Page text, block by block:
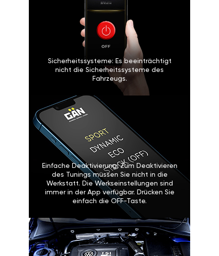
Sicherheitssysteme: Es beeinträchtigt
nicht die Sicherheitssysteme des
Fahrzeugs.
Einfache Deaktivierung: Zum Deaktivieren
des Tunings müssen Sie nicht in die
Werkstatt. Die Werkseinstellungen sind
immer in der App verfügbar. Drücken Sie
einfach die OFF-Taste.